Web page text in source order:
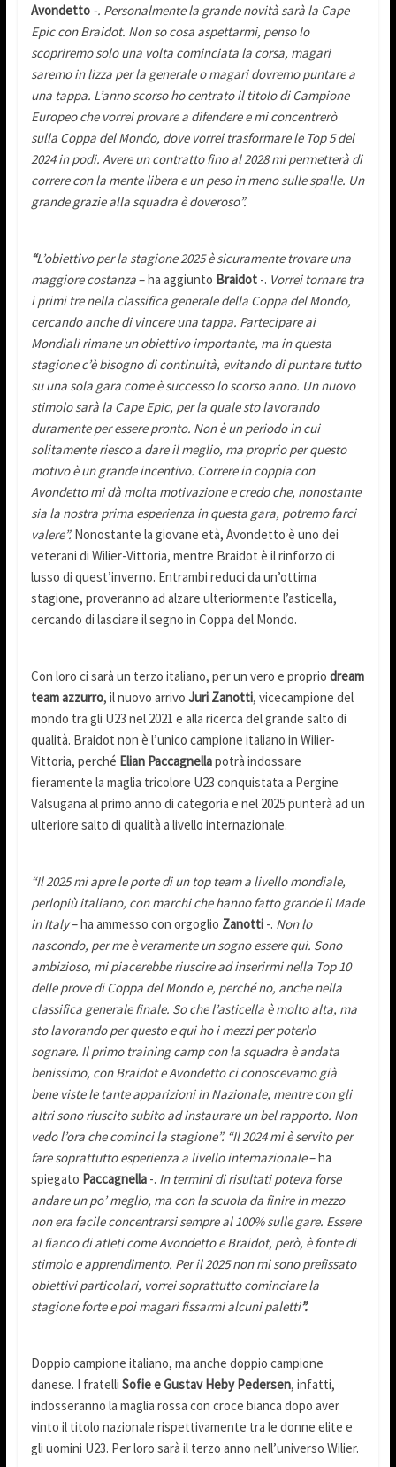
Avondetto-. Personalmente la grande novità sarà la Cape
Epic con Braidot. Non so cosa aspettarmi, penso lo
scopriremo solo una volta cominciata la corsa, magari
saremo in lizza per la generale o magari dovremo puntare a
una tappa. L’anno scorso ho centrato il titolo di Campione
Europeo che vorrei provare a difendere e mi concentrerò
sulla Coppa del Mondo, dove vorrei trasformare le Top 5 del
2024 in podi. Avere un contratto fino al 2028 mi permetterà di
correre con la mente libera e un peso in meno sulle spalle. Un
grande grazie alla squadra è doveroso”.
“L’obiettivo per la stagione 2025 è sicuramente trovare una
maggiore costanza– ha aggiunto Braidot-. Vorrei tornare tra
i primi tre nella classifica generale della Coppa del Mondo,
cercando anche di vincere una tappa. Partecipare ai
Mondiali rimane un obiettivo importante, ma in questa
stagione c’è bisogno di continuità, evitando di puntare tutto
su una sola gara come è successo lo scorso anno. Un nuovo
stimolo sarà la Cape Epic, per la quale sto lavorando
duramente per essere pronto. Non è un periodo in cui
solitamente riesco a dare il meglio, ma proprio per questo
motivo è un grande incentivo. Correre in coppia con
Avondetto mi dà molta motivazione e credo che, nonostante
sia la nostra prima esperienza in questa gara, potremo farci
valere”.Nonostante la giovane età, Avondetto è uno dei
veterani di Wilier-Vittoria, mentre Braidot è il rinforzo di
lusso di quest’inverno. Entrambi reduci da un’ottima
stagione, proveranno ad alzare ulteriormente l’asticella,
cercando di lasciare il segno in Coppa del Mondo.
Con loro ci sarà un terzo italiano, per un vero e proprio dream
team azzurro, il nuovo arrivo Juri Zanotti, vicecampione del
mondo tra gli U23 nel 2021 e alla ricerca del grande salto di
qualità. Braidot non è l’unico campione italiano in Wilier-
Vittoria, perché Elian Paccagnellapotrà indossare
fieramente la maglia tricolore U23 conquistata a Pergine
Valsugana al primo anno di categoria e nel 2025 punterà ad un
ulteriore salto di qualità a livello internazionale.
“Il 2025 mi apre le porte di un top team a livello mondiale,
perlopiù italiano, con marchi che hanno fatto grande il Made
in Italy– ha ammesso con orgoglio Zanotti-. Non lo
nascondo, per me è veramente un sogno essere qui. Sono
ambizioso, mi piacerebbe riuscire ad inserirmi nella Top 10
delle prove di Coppa del Mondo e, perché no, anche nella
classifica generale finale. So che l’asticella è molto alta, ma
sto lavorando per questo e qui ho i mezzi per poterlo
sognare. Il primo training camp con la squadra è andata
benissimo, con Braidot e Avondetto ci conoscevamo già
bene viste le tante apparizioni in Nazionale, mentre con gli
altri sono riuscito subito ad instaurare un bel rapporto. Non
vedo l’ora che cominci la stagione”. “Il 2024 mi è servito per
fare soprattutto esperienza a livello internazionale– ha
spiegato Paccagnella-. In termini di risultati poteva forse
andare un po’ meglio, ma con la scuola da finire in mezzo
non era facile concentrarsi sempre al 100% sulle gare. Essere
al fianco di atleti come Avondetto e Braidot, però, è fonte di
stimolo e apprendimento. Per il 2025 non mi sono prefissato
obiettivi particolari, vorrei soprattutto cominciare la
stagione forte e poi magari fissarmi alcuni paletti”.
Doppio campione italiano, ma anche doppio campione
danese. I fratelli Sofie e Gustav Heby Pedersen, infatti,
indosseranno la maglia rossa con croce bianca dopo aver
vinto il titolo nazionale rispettivamente tra le donne elite e
gli uomini U23. Per loro sarà il terzo anno nell’universo Wilier.